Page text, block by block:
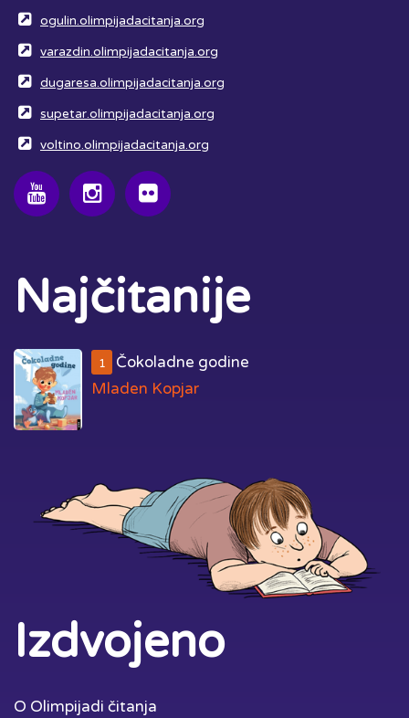
ogulin.olimpijadacitanja.org
varazdin.olimpijadacitanja.org
dugaresa.olimpijadacitanja.org
supetar.olimpijadacitanja.org
voltino.olimpijadacitanja.org
Najčitanije
1
Čokoladne godine
Mladen Kopjar
Izdvojeno
O Olimpijadi čitanja